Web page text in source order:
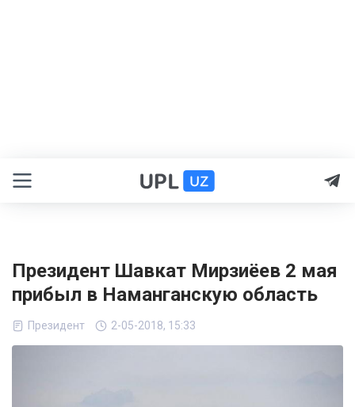
Президент Шавкат Мирзиёев 2 мая
прибыл в Наманганскую область
Президент 2-05-2018, 15:33